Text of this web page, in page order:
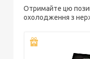
Отримайте цю
охолодження з